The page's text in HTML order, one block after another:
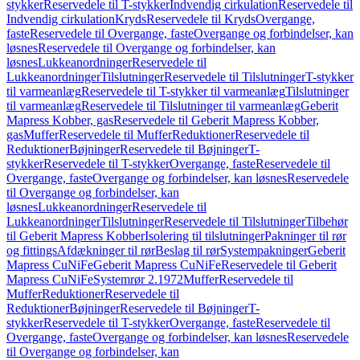
stykkerReservedele til T-stykkerIndvendig cirkulationReservedele til
Indvendig cirkulationKrydsReservedele til KrydsOvergange,
fasteReservedele til Overgange, fasteOvergange og forbindelser, kan
løsnesReservedele til Overgange og forbindelser, kan
løsnesLukkeanordningerReservedele til
LukkeanordningerTilslutningerReservedele til TilslutningerT-stykker
til varmeanlægReservedele til T-stykker til varmeanlægTilslutninger
til varmeanlægReservedele til Tilslutninger til varmeanlægGeberit
Mapress Kobber, gasReservedele til Geberit Mapress Kobber,
gasMufferReservedele til MufferReduktionerReservedele til
ReduktionerBøjningerReservedele til BøjningerT-
stykkerReservedele til T-stykkerOvergange, fasteReservedele til
Overgange, fasteOvergange og forbindelser, kan løsnesReservedele
til Overgange og forbindelser, kan
løsnesLukkeanordningerReservedele til
LukkeanordningerTilslutningerReservedele til TilslutningerTilbehør
til Geberit Mapress KobberIsolering til tilslutningerPakninger til rør
og fittingsAfdækninger til rørBeslag til rørSystempakningerGeberit
Mapress CuNiFeGeberit Mapress CuNiFeReservedele til Geberit
Mapress CuNiFeSystemrør 2.1972MufferReservedele til
MufferReduktionerReservedele til
ReduktionerBøjningerReservedele til BøjningerT-
stykkerReservedele til T-stykkerOvergange, fasteReservedele til
Overgange, fasteOvergange og forbindelser, kan løsnesReservedele
til Overgange og forbindelser, kan